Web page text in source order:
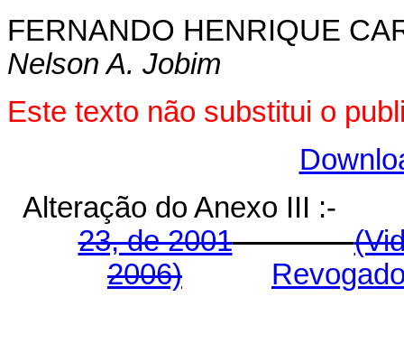
FERNANDO HENRIQUE
Nelson A. Jobim
Este texto não substitui o
Alteração do Anexo
23, de 2001
2006)